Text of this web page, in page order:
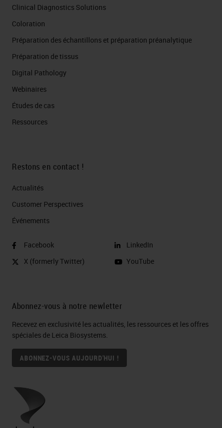
Clinical Diagnostics Solutions
Coloration
Préparation des échantillons et préparation préanalytique
Préparation de tissus
Digital Pathology
Webinaires
Études de cas
Ressources
Restons en contact !
Actualités
Customer Perspectives​
Événements
Facebook
X (formerly Twitter)
LinkedIn
YouTube
Abonnez-vous à notre newletter
Recevez en exclusivité les actualités, les ressources et les offres
spéciales de Leica Biosystems.
ABONNEZ-VOUS AUJOURD'HUI !